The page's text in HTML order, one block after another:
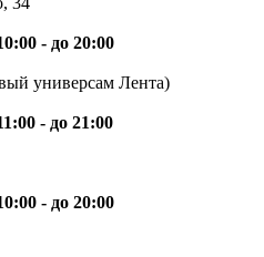
- до 20:00
универсам Лента)
- до 21:00
- до 20:00